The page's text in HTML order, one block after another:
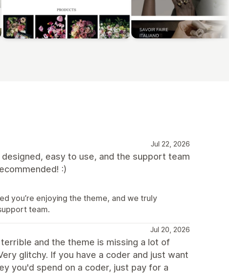
Jul 22, 2026
easy to use, and the support team
:)
you’re enjoying the theme, and we truly
team.
Jul 20, 2026
and the theme is missing a lot of
glitchy. If you have a coder and just want
you'd spend on a coder, just pay for a